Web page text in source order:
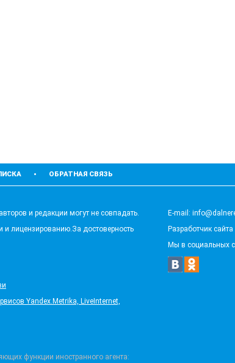
ОБРАТНАЯ СВЯЗЬ
и редакции могут не совпадать.
и лицензированию.За достоверность
Yandex.Metrika, LiveInternet,
E-mail:
Разработчик сайта
Мы в социальных
функции иностранного агента: